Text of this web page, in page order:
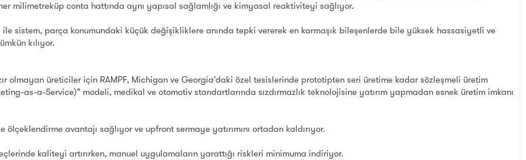
milimetreküp conta hattında aynı yapısal sağlamlığı ve kimyasal reaktiviteyi sağlıyor.
ile sistem, parça konumundaki küçük değişikliklere anında tepki vererek en karmaşık bileşenlerde bile yüksek hassasiyetli ve
kılıyor.
olmayan üreticiler için RAMPF, Michigan ve Georgia’daki özel tesislerinde prototipten seri üretime kadar sözleşmeli üretim
as-a-Service)" modeli, medikal ve otomotiv standartlarında sızdırmazlık teknolojisine yatırım yapmadan esnek üretim imkanı
avantajı sağlıyor ve upfront sermaye yatırımını ortadan kaldırıyor.
kaliteyi artırırken, manuel uygulamaların yarattığı riskleri minimuma indiriyor.